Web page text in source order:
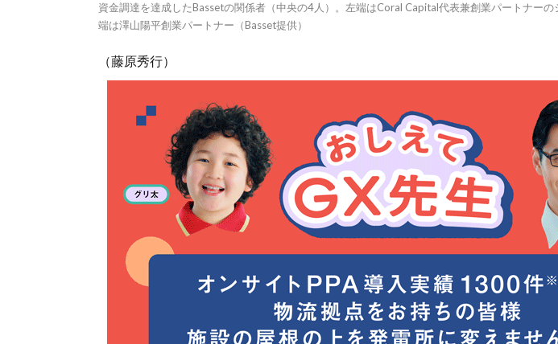
資金調達を達成したBassetの関係者（中央の4人）。左端はCoral Capital代表兼創業パートナー
端は澤山陽平創業パートナー（Basset提供）
（藤原秀行）